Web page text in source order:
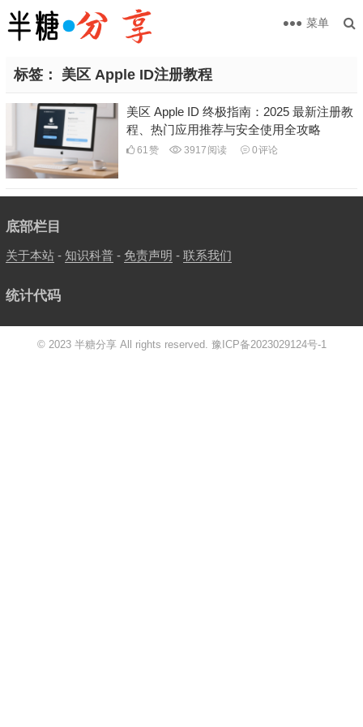
菜单
标签： 美区 Apple ID注册教程
美区 Apple ID 终极指南：2025 最新注册教
程、热门应用推荐与安全使用全攻略
61赞 3917 阅读 0评论
底部栏目
关于本站- 知识科普- 免责声明 - 联系我们
统计代码
© 2023 半糖分享 All rights reserved. 豫ICP备2023029124号-1